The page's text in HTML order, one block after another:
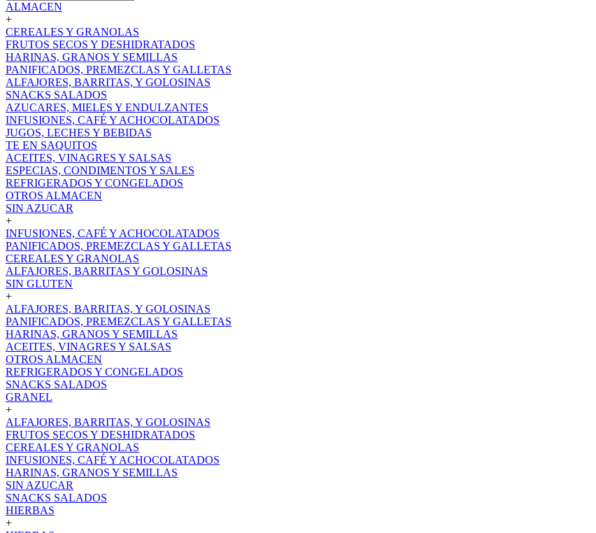
ALMACEN
+
CEREALES Y GRANOLAS
FRUTOS SECOS Y DESHIDRATADOS
HARINAS, GRANOS Y SEMILLAS
PANIFICADOS, PREMEZCLAS Y GALLETAS
ALFAJORES, BARRITAS, Y GOLOSINAS
SNACKS SALADOS
AZUCARES, MIELES Y ENDULZANTES
INFUSIONES, CAFÉ Y ACHOCOLATADOS
JUGOS, LECHES Y BEBIDAS
TE EN SAQUITOS
ACEITES, VINAGRES Y SALSAS
ESPECIAS, CONDIMENTOS Y SALES
REFRIGERADOS Y CONGELADOS
OTROS ALMACEN
SIN AZUCAR
+
INFUSIONES, CAFÉ Y ACHOCOLATADOS
PANIFICADOS, PREMEZCLAS Y GALLETAS
CEREALES Y GRANOLAS
ALFAJORES, BARRITAS Y GOLOSINAS
SIN GLUTEN
+
ALFAJORES, BARRITAS, Y GOLOSINAS
PANIFICADOS, PREMEZCLAS Y GALLETAS
HARINAS, GRANOS Y SEMILLAS
ACEITES, VINAGRES Y SALSAS
OTROS ALMACEN
REFRIGERADOS Y CONGELADOS
SNACKS SALADOS
GRANEL
+
ALFAJORES, BARRITAS, Y GOLOSINAS
FRUTOS SECOS Y DESHIDRATADOS
CEREALES Y GRANOLAS
INFUSIONES, CAFÉ Y ACHOCOLATADOS
HARINAS, GRANOS Y SEMILLAS
SIN AZUCAR
SNACKS SALADOS
HIERBAS
+